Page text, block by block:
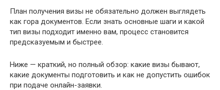
План получения визы не обязательно должен выглядеть
как гора документов. Если знать основные шаги и какой
тип визы подходит именно вам, процесс становится
предсказуемым и быстрее.
Ниже — краткий, но полный обзор: какие визы бывают,
какие документы подготовить и как не допустить ошибок
при подаче онлайн-заявки.